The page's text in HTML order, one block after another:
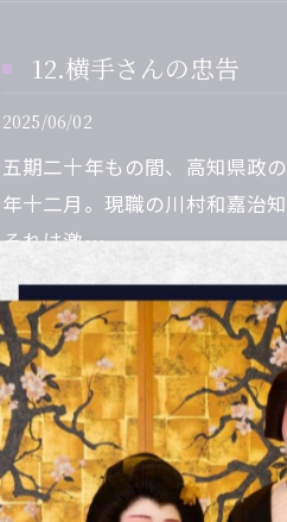
12.横手さんの忠告
2025/06/02
五期二十年もの間、高知県政
年十二月。現職の川村和嘉治
それは激…
13.甲藤蔓子さん
2025/06/02
高知商工会議所婦人会メンバ